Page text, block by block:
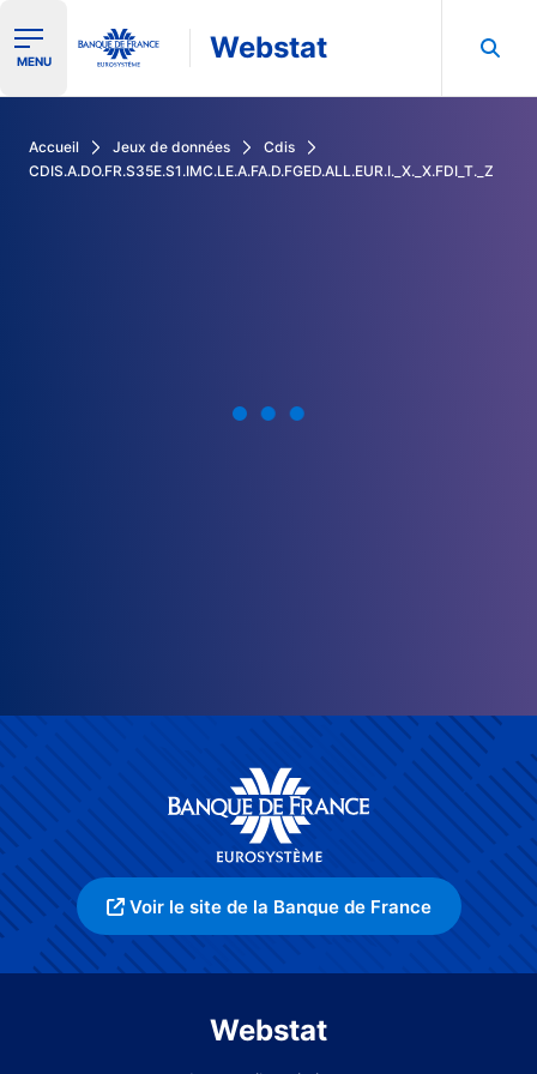
Ouvrir le menu de navigation
MENU Webstat
Accueil Jeux de données
Cdis
CDIS.A.DO.FR.S35E.S1.IMC.LE.A.FA.D.FGED.ALL.EUR.I._X._X.FDI_T._Z
Voir le site de la Banque de France
Webstat